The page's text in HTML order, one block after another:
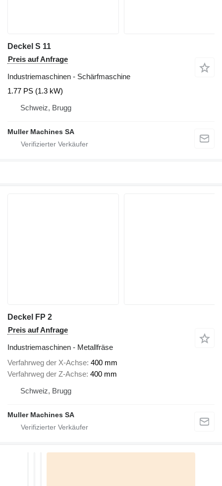
Deckel S 11
Preis auf Anfrage
Industriemaschinen - Schärfmaschine
1.77 PS (1.3 kW)
Schweiz, Brugg
Muller Machines SA
Deckel FP 2
Preis auf Anfrage
Industriemaschinen - Metallfräse
Verfahrweg der X-Achse 400 mm
Verfahrweg der Z-Achse 400 mm
Schweiz, Brugg
Muller Machines SA